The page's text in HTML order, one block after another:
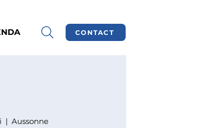
CONTACT
  |
Aussonne